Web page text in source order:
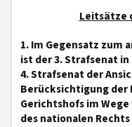
Leitsätze
1. Im Gegensatz zum
ist der 3. Strafsenat
4. Strafsenat der
Berücksichtigung der
Gerichtshofs im
des nationalen